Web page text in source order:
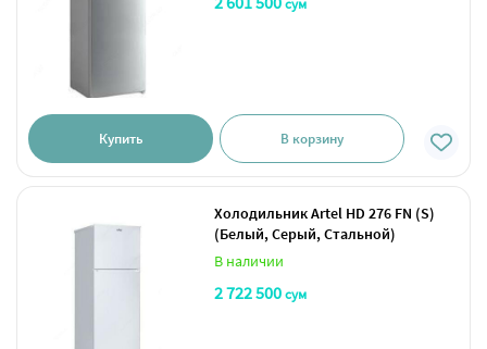
сум
Купить В корзину
Холодильник Artel HD 276 FN (S)
(Белый, Серый, Стальной)
В наличии
2 722 500сум